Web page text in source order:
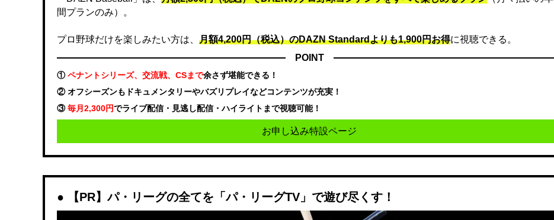
間プランのみ）。
プロ野球だけを楽しみたい方は、 月額4,200円（税込）のDAZN Standard​よりも1,900円お得に視聴できる。
POINT
①ペナントシリーズ、交流戦、CSまで余さず堪能できる！
② オフシーズンもドキュメンタリーやバズリプレイなどコンテンツが充実！
③毎月2,300円でライブ配信・見逃し配信・ハイライトまで視聴可能！
お申し込み特設ページ
【PR】パ・リーグの全てを「パ・リーグTV」で遊び尽くす！